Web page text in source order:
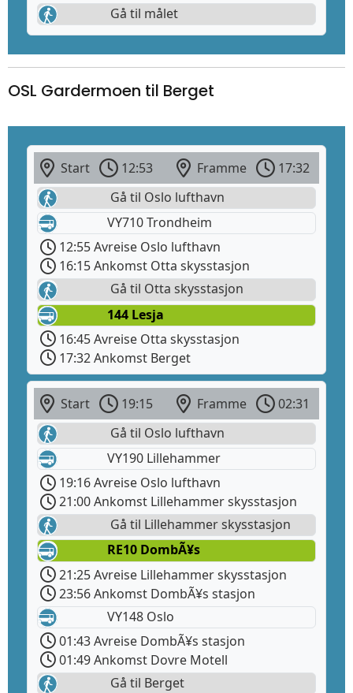
Gå til målet
OSL Gardermoen til Berget
Start 12:53 Framme
17:32
Gå til Oslo lufthavn
VY710 Trondheim
12:55 Avreise Oslo lufthavn
16:15 Ankomst Otta skysstasjon
Gå til Otta skysstasjon
144 Lesja
16:45 Avreise Otta skysstasjon
17:32 Ankomst Berget
Start 19:15 Framme
02:31
Gå til Oslo lufthavn
VY190 Lillehammer
19:16 Avreise Oslo lufthavn
21:00 Ankomst Lillehammer skysstasjon
Gå til Lillehammer skysstasjon
RE10 DombÃ¥s
21:25 Avreise Lillehammer skysstasjon
23:56 Ankomst DombÃ¥s stasjon
VY148 Oslo
01:43 Avreise DombÃ¥s stasjon
01:49 Ankomst Dovre Motell
Gå til Berget